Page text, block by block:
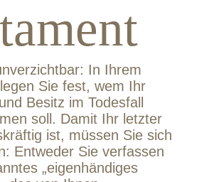
In Ihrem
Sie fest, wem Ihr
Besitz im Todesfall
soll. Damit Ihr letzter
ist, müssen Sie sich
Entweder Sie verfassen
„eigenhändiges